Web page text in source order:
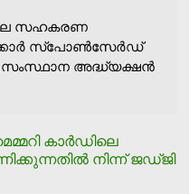
സഹകരണ
സ്‌പോണ്‍സേര്‍ഡ്
സംസ്ഥാന അദ്ധ്യക്ഷന്‍
കാര്‍ഡിലെ
നിന്ന് ജഡ്ജി